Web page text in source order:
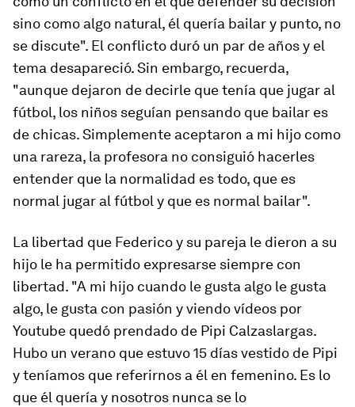
sino como algo natural, él quería bailar y punto, no
se discute". El conflicto duró un par de años y el
tema desapareció. Sin embargo, recuerda,
"aunque dejaron de decirle que tenía que jugar al
fútbol, los niños seguían pensando que bailar es
de chicas. Simplemente aceptaron a mi hijo como
una rareza, la profesora no consiguió hacerles
entender que la normalidad es todo, que es
normal jugar al fútbol y que es normal bailar".
La libertad que Federico y su pareja le dieron a su
hijo le ha permitido expresarse siempre con
libertad. "A mi hijo cuando le gusta algo le gusta
algo, le gusta con pasión y viendo vídeos por
Youtube quedó prendado de Pipi Calzaslargas.
Hubo un verano que estuvo 15 días vestido de Pipi
y teníamos que referirnos a él en femenino. Es lo
que él quería y nosotros nunca se lo